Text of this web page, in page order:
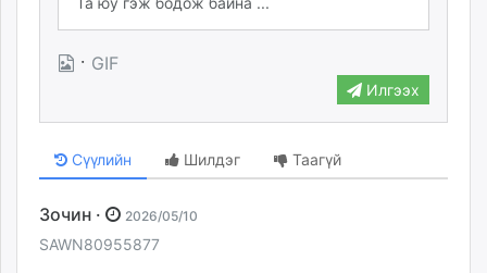
· GIF
Илгээх
Сүүлийн Шилдэг Таагүй
Зочин · 2026/05/10
SAWN80955877